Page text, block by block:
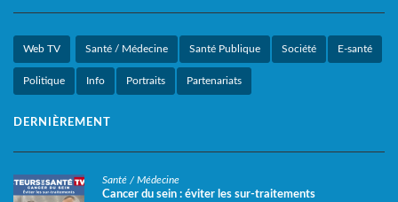
Web TV Santé / Médecine Santé Publique Société E-santé
Politique Info Portraits Partenariats
DERNIÈREMENT
Santé / Médecine
Cancer du sein : éviter les sur-traitements